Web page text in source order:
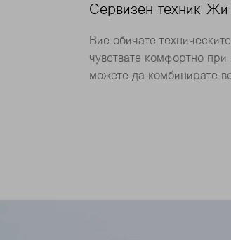
Сервизен техник
Вие обичате
чувствате комфортно
можете да комбинирате